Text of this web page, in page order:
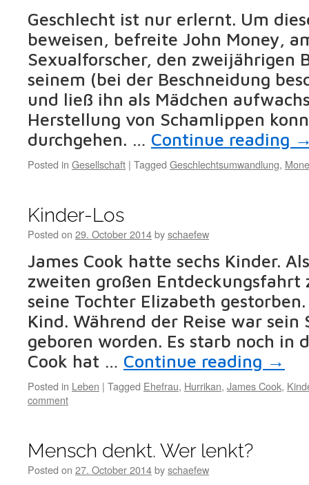
Geschlecht ist nur erlernt. Um
beweisen, befreite John Money,
Sexualforscher, den zweijährigen
seinem (bei der Beschneidung
und ließ ihn als Mädchen
Herstellung von Schamlippen
durchgehen. … Continue reading
Posted in Gesellschaft | Tagged Geschlechtsumwandlung,
Kinder-Los
Posted on 29. October 2014byschaefew
James Cook hatte sechs Kinder.
zweiten großen Entdeckungsfahrt
seine Tochter Elizabeth
Kind. Während der Reise war sein
geboren worden. Es starb noch in
Cook hat … Continue reading →
Posted in Leben | Tagged Ehefrau, Hurrikan, James Cook,
comment
Mensch denkt. Wer lenkt?
Posted on 27. October 2014byschaefew